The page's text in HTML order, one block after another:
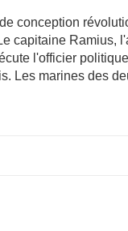
conception
capitaine Ramius,
l'officier
Les marines des